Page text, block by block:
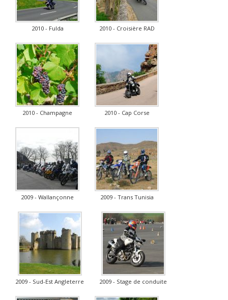
2010 - Fulda 2010 - Croisière RAD
2010 - Champagne 2010 - Cap Corse
2009 - Wallançonne 2009 - Trans Tunisia
2009 - Sud-Est Angleterre 2009 - Stage de conduite